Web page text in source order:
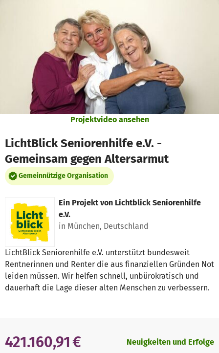
Projektvideo ansehen
LichtBlick Seniorenhilfe e.V. -
Gemeinsam gegen Altersarmut
Gemeinnützige Organisation
Ein Projekt von Lichtblick Seniorenhilfe
e.V.
in München, Deutschland
LichtBlick Seniorenhilfe e.V. unterstützt bundesweit
Rentnerinnen und Renter die aus finanziellen Gründen Not
leiden müssen. Wir helfen schnell, unbürokratisch und
dauerhaft die Lage dieser alten Menschen zu verbessern.
421.160,91 € Neuigkeiten und Erfolge